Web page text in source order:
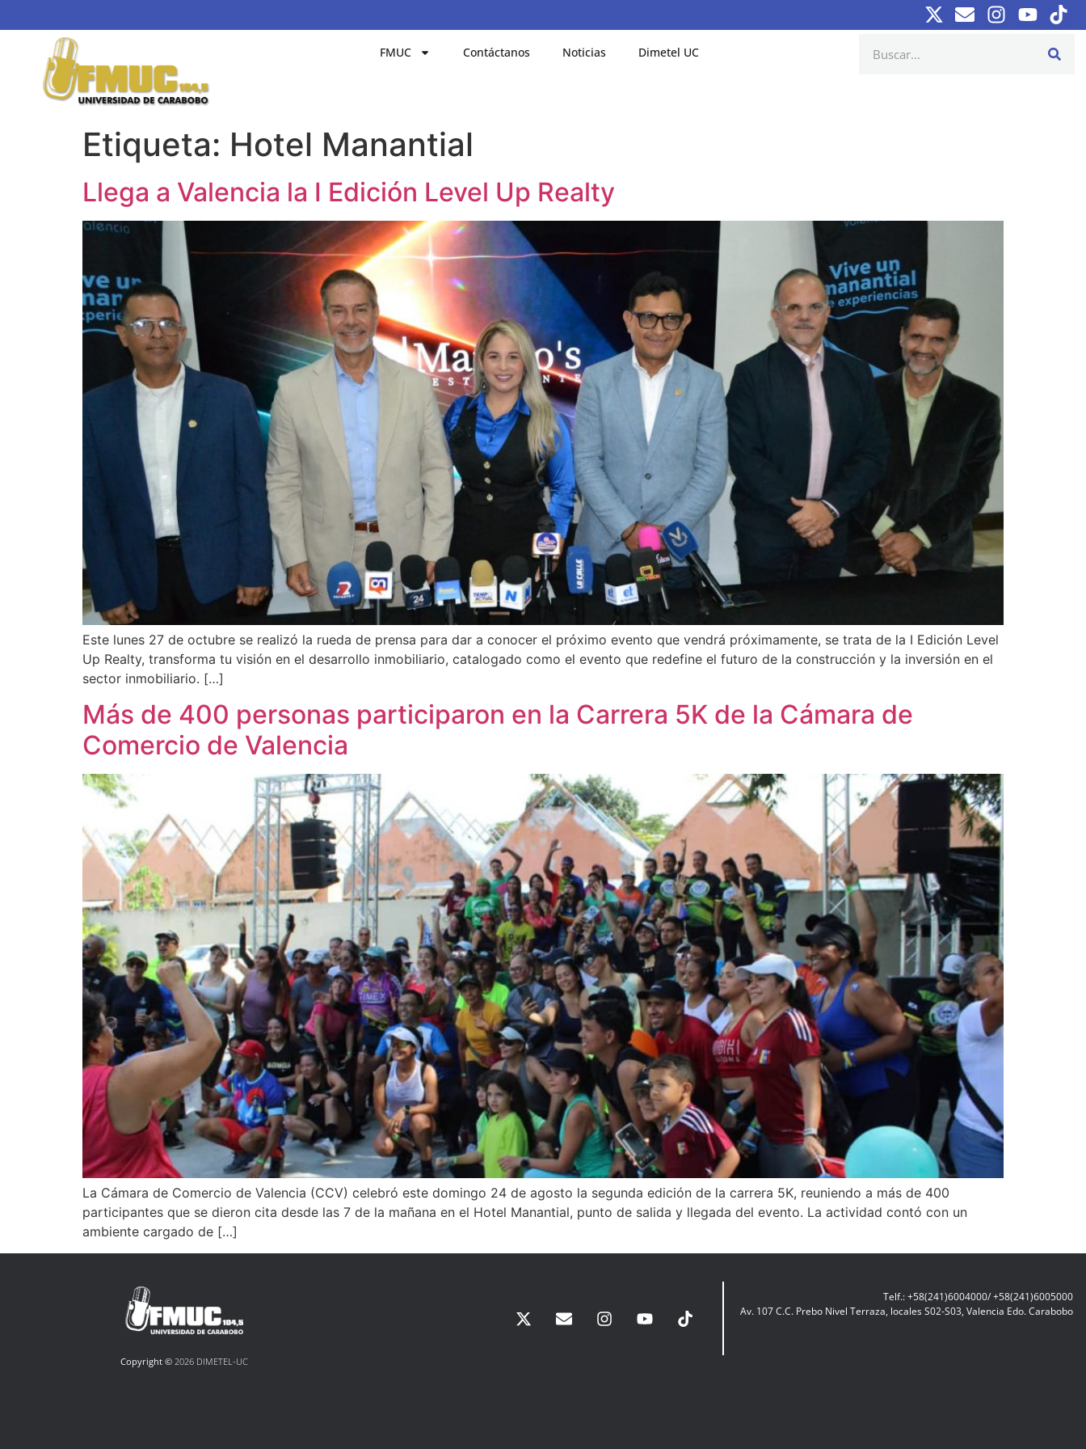
FMUC Contáctanos Noticias Dimetel UC
Etiqueta: Hotel Manantial
Llega a Valencia la I Edición Level Up Realty
Este lunes 27 de octubre se realizó la rueda de prensa para dar a conocer el próximo evento que vendrá próximamente, se trata de la I Edición Level
Up Realty, transforma tu visión en el desarrollo inmobiliario, catalogado como el evento que redefine el futuro de la construcción y la inversión en el
sector inmobiliario. […]
Más de 400 personas participaron en la Carrera 5K de la Cámara de
Comercio de Valencia
La Cámara de Comercio de Valencia (CCV) celebró este domingo 24 de agosto la segunda edición de la carrera 5K, reuniendo a más de 400
participantes que se dieron cita desde las 7 de la mañana en el Hotel Manantial, punto de salida y llegada del evento. La actividad contó con un
ambiente cargado de […]
Copyright ©2026 DIMETEL-UC
Telf.: +58(241)6004000/ +58(241)6005000
Av. 107 C.C. Prebo Nivel Terraza, locales S02-S03, Valencia Edo. Carabobo